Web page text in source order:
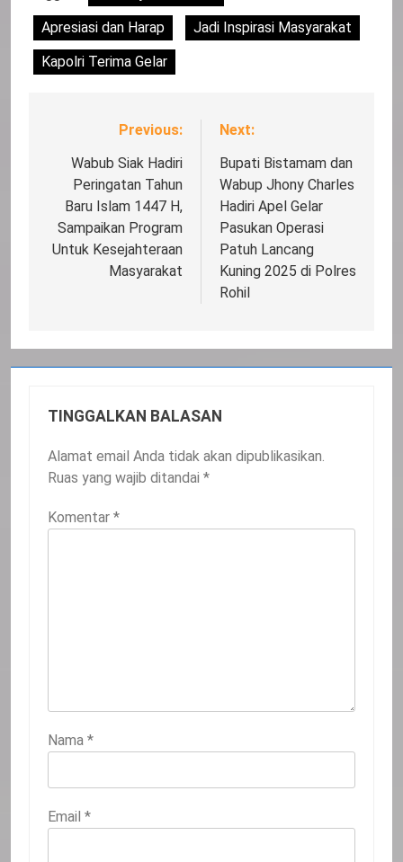
Apresiasi dan Harap
Jadi Inspirasi Masyarakat
Kapolri Terima Gelar
Navigasi
pos
Previous:
Wabub Siak Hadiri
Peringatan Tahun
Baru Islam 1447 H,
Sampaikan Program
Untuk Kesejahteraan
Masyarakat
Next:
Bupati Bistamam dan
Wabup Jhony Charles
Hadiri Apel Gelar
Pasukan Operasi
Patuh Lancang
Kuning 2025 di Polres
Rohil
TINGGALKAN BALASAN
Alamat email Anda tidak akan dipublikasikan.
Ruas yang wajib ditandai *
Komentar *
Nama *
Email *